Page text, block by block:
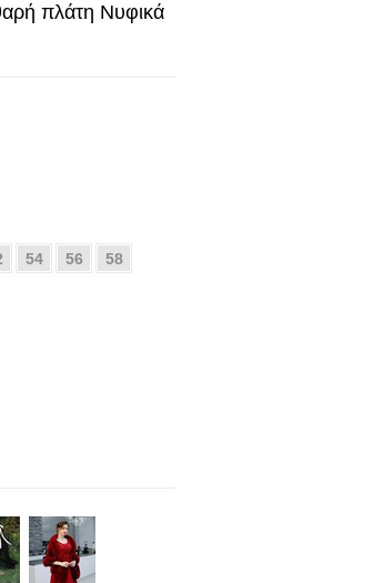
πλάτη Νυφικά
54 56 58